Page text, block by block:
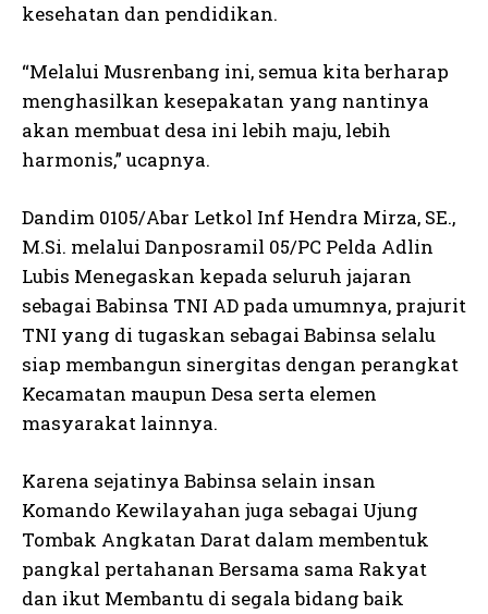
kesehatan dan pendidikan.
“Melalui Musrenbang ini, semua kita berharap
menghasilkan kesepakatan yang nantinya
akan membuat desa ini lebih maju, lebih
harmonis,” ucapnya.
Dandim 0105/Abar Letkol Inf Hendra Mirza, SE.,
M.Si. melalui Danposramil 05/PC Pelda Adlin
Lubis Menegaskan kepada seluruh jajaran
sebagai Babinsa TNI AD pada umumnya, prajurit
TNI yang di tugaskan sebagai Babinsa selalu
siap membangun sinergitas dengan perangkat
Kecamatan maupun Desa serta elemen
masyarakat lainnya.
Karena sejatinya Babinsa selain insan
Komando Kewilayahan juga sebagai Ujung
Tombak Angkatan Darat dalam membentuk
pangkal pertahanan Bersama sama Rakyat
dan ikut Membantu di segala bidang baik